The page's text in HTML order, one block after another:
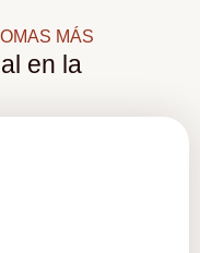
MÁS
en la